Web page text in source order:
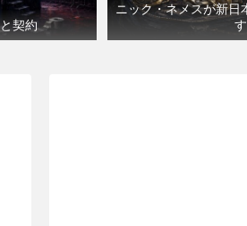
契約
ニック・ネメスが新日
す